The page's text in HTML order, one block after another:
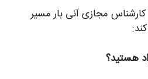
مجازی آنی بار مسیر